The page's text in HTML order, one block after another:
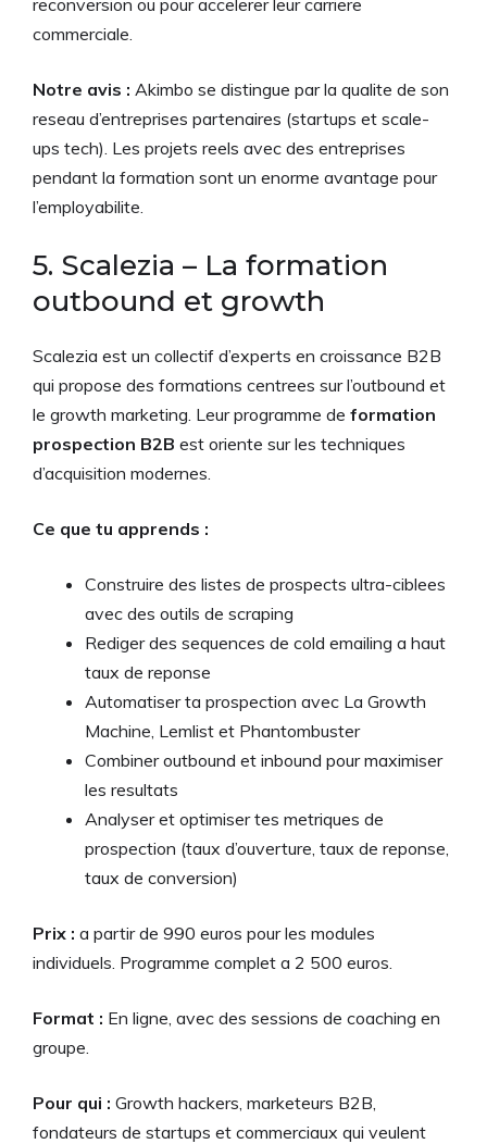
commerciale.
Notre avis : Akimbo se distingue par la qualite de son
reseau d’entreprises partenaires (startups et scale-
ups tech). Les projets reels avec des entreprises
pendant la formation sont un enorme avantage pour
l’employabilite.
5. Scalezia – La formation
outbound et growth
Scalezia est un collectif d’experts en croissance B2B
qui propose des formations centrees sur l’outbound et
le growth marketing. Leur programme de formation
prospection B2B est oriente sur les techniques
d’acquisition modernes.
Ce que tu apprends :
Construire des listes de prospects ultra-ciblees
avec des outils de scraping
Rediger des sequences de cold emailing a haut
taux de reponse
Automatiser ta prospection avec La Growth
Machine, Lemlist et Phantombuster
Combiner outbound et inbound pour maximiser
les resultats
Analyser et optimiser tes metriques de
prospection (taux d’ouverture, taux de reponse,
taux de conversion)
Prix : a partir de 990 euros pour les modules
individuels. Programme complet a 2 500 euros.
Format : En ligne, avec des sessions de coaching en
groupe.
Pour qui : Growth hackers, marketeurs B2B,
fondateurs de startups et commerciaux qui veulent